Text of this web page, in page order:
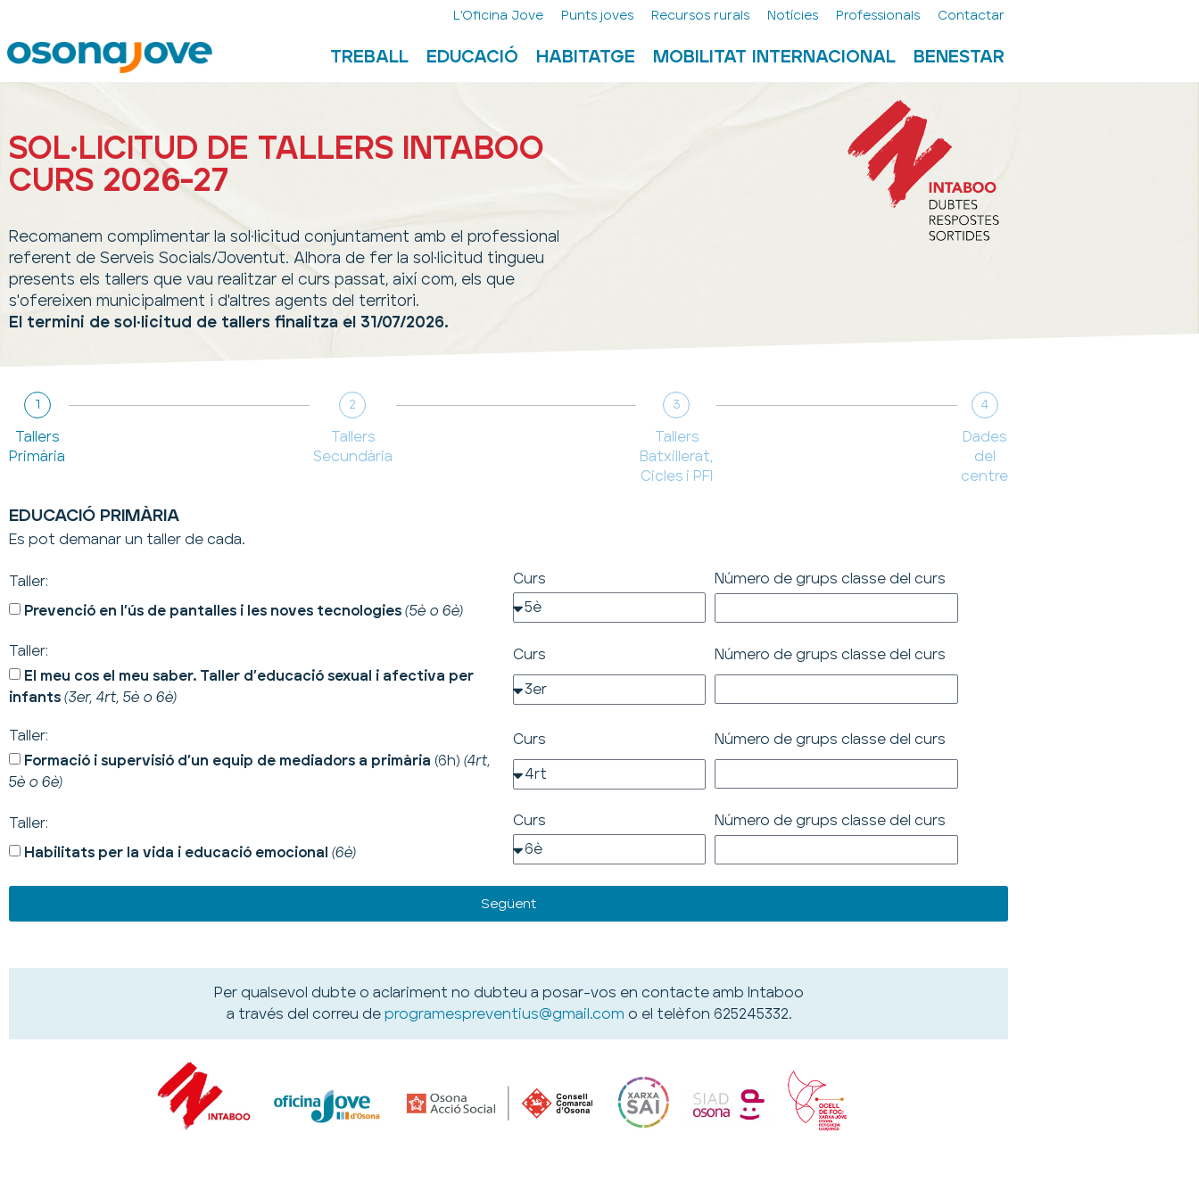
L’Oficina Jove Punts joves Recursos rurals Notícies Professionals Contactar
TREBALL EDUCACIÓ HABITATGE MOBILITAT INTERNACIONAL BENESTAR
SOL·LICITUD DE TALLERS INTABOO
CURS 2026-27
Recomanem complimentar la sol·licitud conjuntament amb el professional
referent de Serveis Socials/Joventut. Alhora de fer la sol·licitud tingueu
presents els tallers que vau realitzar el curs passat, així com, els que
s'ofereixen municipalment i d'altres agents del territori.
El termini de sol·licitud de tallers finalitza el 31/07/2026.
Tallers
Primària
2
Tallers
Secundària
3
Tallers
Batxillerat,
Cicles i PFI
4
Dades
del
centre
EDUCACIÓ PRIMÀRIA
Es pot demanar un taller de cada.
Taller:
Prevenció en l’ús de pantalles i les noves tecnologies (5è o 6è)
Curs Número de grups classe del curs
Taller:
El meu cos el meu saber. Taller d’educació sexual i afectiva per
infants (3er, 4rt, 5è o 6è)
Curs Número de grups classe del curs
Taller:
Formació i supervisió d’un equip de mediadors a primària (6h) (4rt,
5è o 6è)
Curs Número de grups classe del curs
Taller:
Habilitats per la vida i educació emocional (6è)
Curs Número de grups classe del curs
Següent
Per qualsevol dubte o aclariment no dubteu a posar-vos en contacte amb Intaboo
a través del correu de programespreventius@gmail.com o el telèfon 625245332.